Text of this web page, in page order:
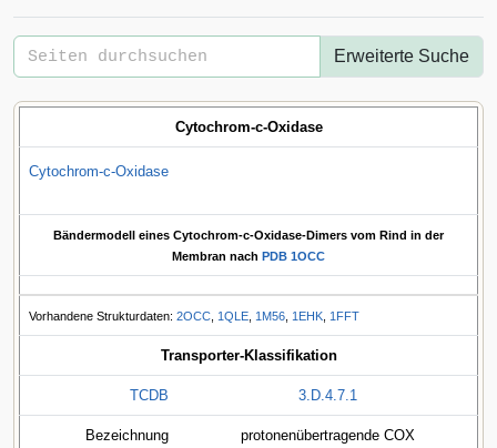
Erweiterte Suche
Cytochrom-c-Oxidase
Cytochrom-c-Oxidase
Bändermodell eines Cytochrom-c-Oxidase-Dimers vom Rind in der
Membran nach PDB 1OCC
Vorhandene Strukturdaten: 2OCC 1QLE 1M56 1EHK 1FFT
Transporter-Klassifikation
TCDB 3.D.4.7.1
Bezeichnung protonenübertragende COX